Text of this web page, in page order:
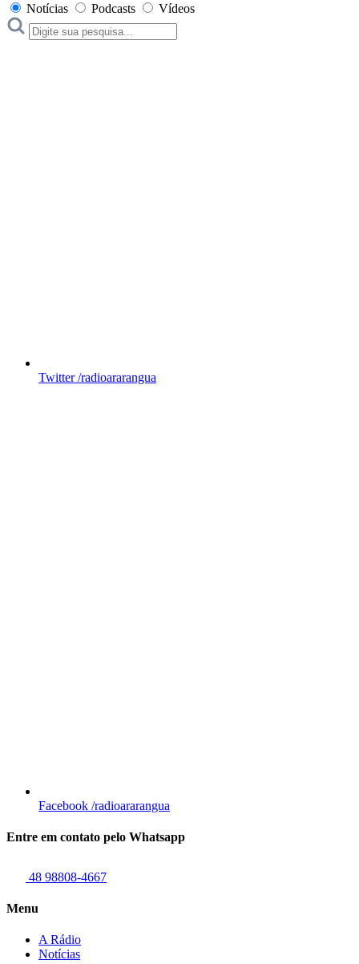
Notícias
Podcasts Vídeos
Twitter /radioararangua
Facebook /radioararangua
Entre em contato pelo Whatsapp
48 98808-4667
Menu
A Rádio
Notícias